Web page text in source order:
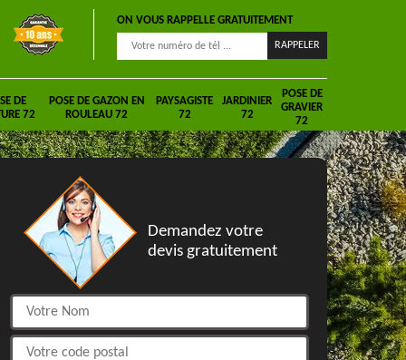
ON VOUS RAPPELLE GRATUITEMENT
DE
72
POSE DE GAZON EN
ROULEAU 72
PAYSAGISTE
72
JARDINIER
72
POSE DE
GRAVIER
72
Demandez votre
devis gratuitement